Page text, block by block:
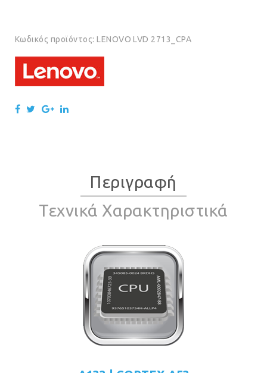
Κωδικός προϊόντος:LENOVO LVD 2713_CPA
Περιγραφή
Τεχνικά Χαρακτηριστικά